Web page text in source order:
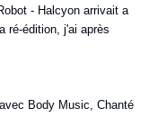
- Halcyon arrivait a
ré-édition, j'ai après
Body Music, Chanté